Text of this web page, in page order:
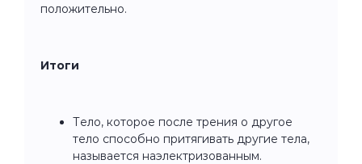
положительно.
Итоги
Тело, которое после трения о другое
тело способно притягивать другие тела,
называется наэлектризованным.